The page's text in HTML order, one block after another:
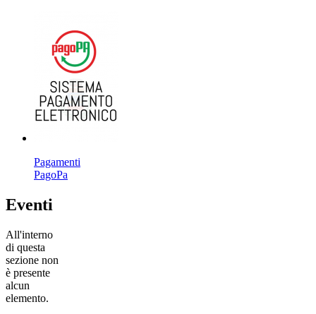
Pagamenti
PagoPa
Eventi
All'interno
di questa
sezione non
è presente
alcun
elemento.